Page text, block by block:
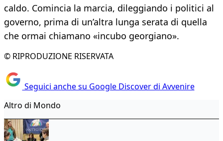
caldo. Comincia la marcia, dileggiando i politici al
governo, prima di un’altra lunga serata di quella
che ormai chiamano «incubo georgiano».
© RIPRODUZIONE RISERVATA
Seguici anche su Google Discover di Avvenire
Altro di Mondo